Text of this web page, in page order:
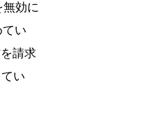
無効に
い
請求
い